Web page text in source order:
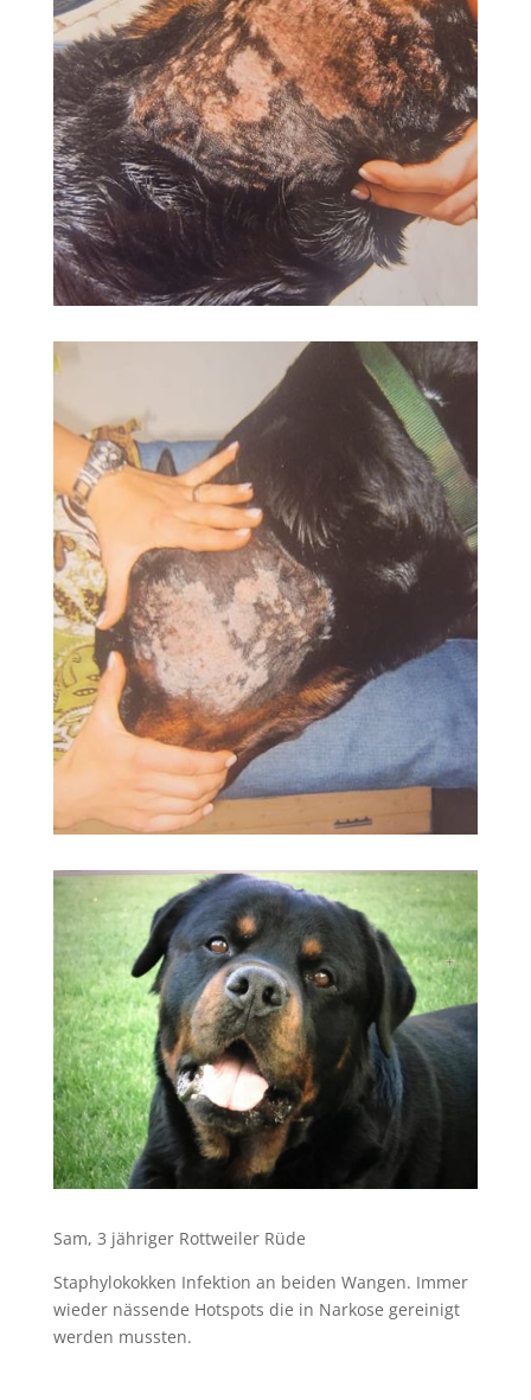
Sam, 3 jähriger Rottweiler Rüde
Staphylokokken Infektion an beiden Wangen. Immer
wieder nässende Hotspots die in Narkose gereinigt
werden mussten.